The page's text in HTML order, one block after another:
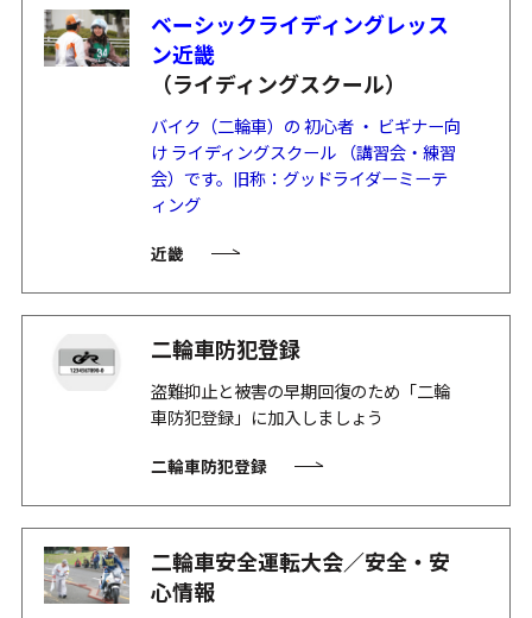
ベーシックライディングレッス
ン近畿
（ライディングスクール）
バイク（二輪車）の 初心者 ・ ビギナー向
け ライディングスクール （講習会・練習
会）です。旧称：グッドライダーミーテ
ィング
近畿
二輪車防犯登録
盗難抑止と被害の早期回復のため「二輪
車防犯登録」に加入しましょう
二輪車防犯登録
二輪車安全運転大会／安全・安
心情報